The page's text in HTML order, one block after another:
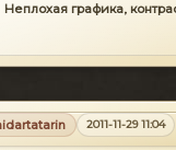
Неплохая графика,
2011-11-29 11:04